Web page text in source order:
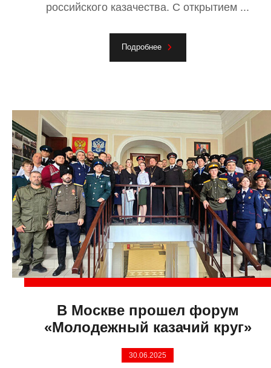
российского казачества. С открытием ...
Подробнее
В Москве прошел форум
«Молодежный казачий круг»
30.06.2025